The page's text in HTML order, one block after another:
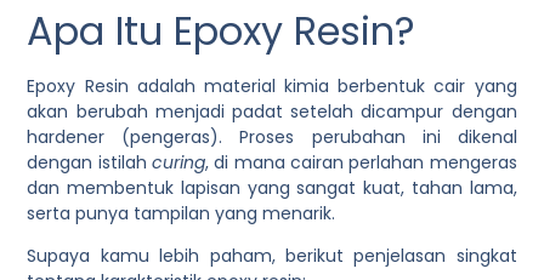
Apa Itu Epoxy Resin?
Epoxy Resin adalah material kimia berbentuk cair yang
akan berubah menjadi padat setelah dicampur dengan
hardener (pengeras). Proses perubahan ini dikenal
dengan istilahcuring, di mana cairan perlahan mengeras
dan membentuk lapisan yang sangat kuat, tahan lama,
serta punya tampilan yang menarik.
Supaya kamu lebih paham, berikut penjelasan singkat